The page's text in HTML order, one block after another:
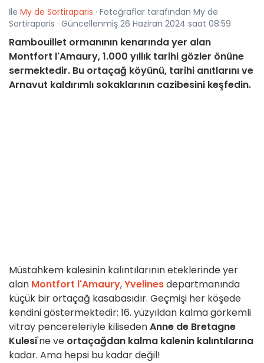
İle My de Sortiraparis · Fotoğraflar tarafından My de
Sortiraparis · Güncellenmiş 26 Haziran 2024 saat 08:59
Rambouillet ormanının kenarında yer alan
Montfort l'Amaury, 1.000 yıllık tarihi gözler önüne
sermektedir. Bu ortaçağ köyünü, tarihi anıtlarını ve
Arnavut kaldırımlı sokaklarının cazibesini keşfedin.
Müstahkem kalesinin kalıntılarının eteklerinde yer
alan Montfort l'Amaury,Yvelinesdepartmanında
küçük bir ortaçağ kasabasıdır. Geçmişi her köşede
kendini göstermektedir: 16. yüzyıldan kalma görkemli
vitray pencereleriyle kilisedenAnne de Bretagne
Kulesi'ne ve ortaçağdan kalma kalenin kalıntılarına
kadar. Ama hepsi bu kadar değil!